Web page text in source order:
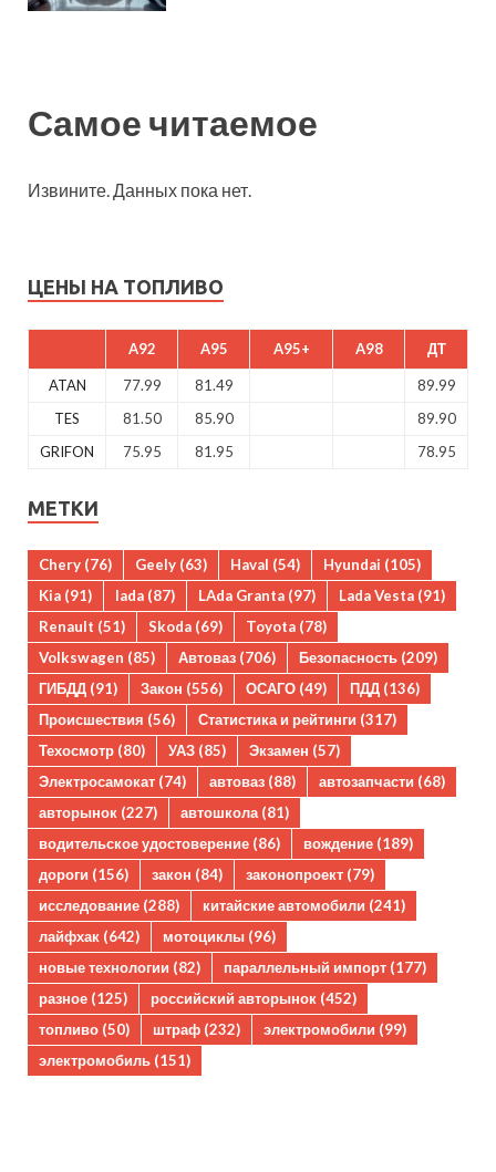
Самое читаемое
Извините. Данных пока нет.
ЦЕНЫ НА ТОПЛИВО
A92 A95 A95+ A98 ДТ
ATAN 77.99 81.49
89.99
TES
81.50 85.90
89.90
GRIFON
75.95 81.95 78.95
МЕТКИ
Chery (76) Geely (63) Haval (54) Hyundai (105)
Kia (91) lada (87) LAda Granta (97) Lada Vesta (91)
Renault (51) Skoda (69) Toyota (78)
Volkswagen (85) Автоваз (706) Безопасность (209)
ГИБДД (91) Закон (556) ОСАГО (49) ПДД (136)
Происшествия (56) Статистика и рейтинги (317)
Техосмотр (80) УАЗ (85) Экзамен (57)
Электросамокат (74) автоваз (88) автозапчасти (68)
авторынок (227) автошкола (81)
водительское удостоверение (86) вождение (189)
дороги (156) закон (84) законопроект (79)
исследование (288) китайские автомобили (241)
лайфхак (642) мотоциклы (96)
новые технологии (82) параллельный импорт (177)
разное (125) российский авторынок (452)
топливо (50) штраф (232) электромобили (99)
электромобиль (151)